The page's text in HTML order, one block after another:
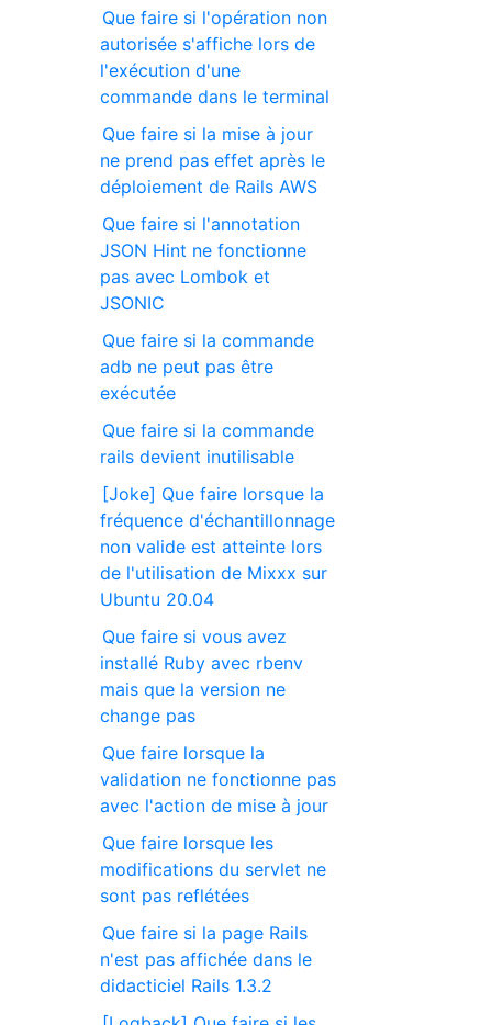
Que faire si l'opération non
autorisée s'affiche lors de
l'exécution d'une
commande dans le terminal
Que faire si la mise à jour
ne prend pas effet après le
déploiement de Rails AWS
Que faire si l'annotation
JSON Hint ne fonctionne
pas avec Lombok et
JSONIC
Que faire si la commande
adb ne peut pas être
exécutée
Que faire si la commande
rails devient inutilisable
[Joke] Que faire lorsque la
fréquence d'échantillonnage
non valide est atteinte lors
de l'utilisation de Mixxx sur
Ubuntu 20.04
Que faire si vous avez
installé Ruby avec rbenv
mais que la version ne
change pas
Que faire lorsque la
validation ne fonctionne pas
avec l'action de mise à jour
Que faire lorsque les
modifications du servlet ne
sont pas reflétées
Que faire si la page Rails
n'est pas affichée dans le
didacticiel Rails 1.3.2